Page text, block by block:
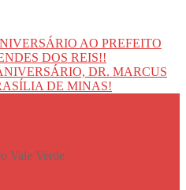
AO PREFEITO
DOS REIS!!
DR. MARCUS
DE MINAS!
Vale Verde